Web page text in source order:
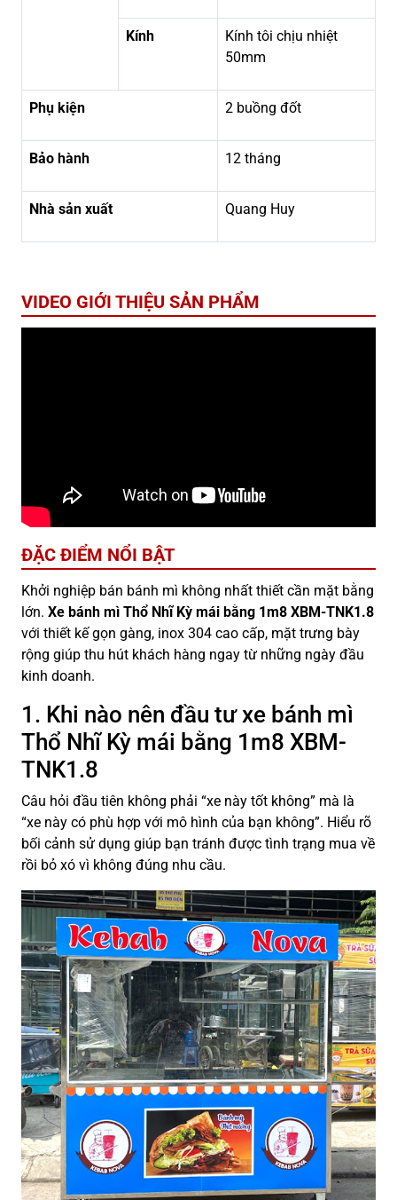
Kính
Kính tôi chịu nhiệt
50mm
Phụ kiện 2 buồng đốt
Bảo hành 12 tháng
Nhà sản xuất Quang Huy
VIDEO GIỚI THIỆU SẢN PHẨM
ĐẶC ĐIỂM NỔI BẬT
Khởi nghiệp bán bánh mì không nhất thiết cần mặt bằng
lớn. Xe bánh mì Thổ Nhĩ Kỳ mái bằng 1m8 XBM-TNK1.8
với thiết kế gọn gàng, inox 304 cao cấp, mặt trưng bày
rộng giúp thu hút khách hàng ngay từ những ngày đầu
kinh doanh.
1. Khi nào nên đầu tư xe bánh mì
Thổ Nhĩ Kỳ mái bằng 1m8 XBM-
TNK1.8
Câu hỏi đầu tiên không phải “xe này tốt không” mà là
“xe này có phù hợp với mô hình của bạn không”. Hiểu rõ
bối cảnh sử dụng giúp bạn tránh được tình trạng mua về
rồi bỏ xó vì không đúng nhu cầu.